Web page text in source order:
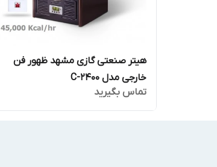
هیتر صنعتی گازی مشهد ظهور فن
خارجی مدل C-2400
تماس بگیرید